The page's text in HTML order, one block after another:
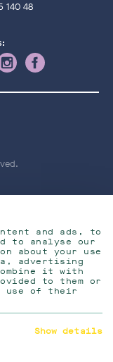
and ads, to
to analyse our
about your use
advertising
it with
to them or
use of their
Show details
140 48